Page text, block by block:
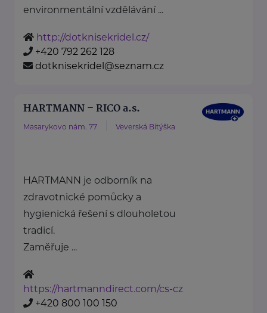
environmentální vzdělávání ...
http://dotknisekridel.cz/
+420 792 262 128
dotknisekridel@seznam.cz
HARTMANN – RICO a.s.
Masarykovo nám. 77 Veverská Bítýška
HARTMANN je odborník na
zdravotnické pomůcky a
hygienická řešení s dlouholetou
tradicí.
Zaměřuje ...
https://hartmanndirect.com/cs-cz
+420 800 100 150